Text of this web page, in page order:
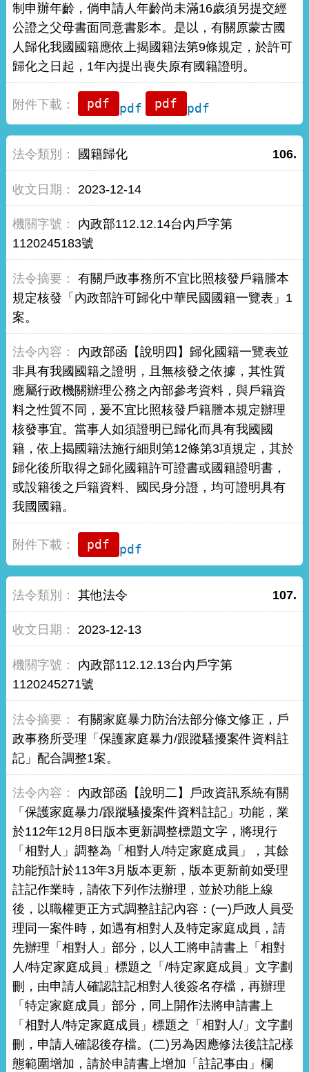
制申辦年齡，倘申請人年齡尚未滿16歲須另提交經
公證之父母書面同意書影本。是以，有關原蒙古國
人歸化我國國籍應依上揭國籍法第9條規定，於許可
歸化之日起，1年內提出喪失原有國籍證明。
pdf pdf
106.
國籍歸化
2023-12-14
內政部112.12.14台內戶字第
1120245183號
有關戶政事務所不宜比照核發戶籍謄本
規定核發「內政部許可歸化中華民國國籍一覽表」1
案。
內政部函【說明四】歸化國籍一覽表並
非具有我國國籍之證明，且無核發之依據，其性質
應屬行政機關辦理公務之內部參考資料，與戶籍資
料之性質不同，爰不宜比照核發戶籍謄本規定辦理
核發事宜。當事人如須證明已歸化而具有我國國
籍，依上揭國籍法施行細則第12條第3項規定，其於
歸化後所取得之歸化國籍許可證書或國籍證明書，
或設籍後之戶籍資料、國民身分證，均可證明具有
我國國籍。
pdf
107.
其他法令
2023-12-13
內政部112.12.13台內戶字第
1120245271號
有關家庭暴力防治法部分條文修正，戶
政事務所受理「保護家庭暴力/跟蹤騷擾案件資料註
記」配合調整1案。
內政部函【說明二】戶政資訊系統有關
「保護家庭暴力/跟蹤騷擾案件資料註記」功能，業
於112年12月8日版本更新調整標題文字，將現行
「相對人」調整為「相對人/特定家庭成員」，其餘
功能預計於113年3月版本更新，版本更新前如受理
註記作業時，請依下列作法辦理，並於功能上線
後，以職權更正方式調整註記內容：(一)戶政人員受
理同一案件時，如遇有相對人及特定家庭成員，請
先辦理「相對人」部分，以人工將申請書上「相對
人/特定家庭成員」標題之「/特定家庭成員」文字劃
刪，由申請人確認註記相對人後簽名存檔，再辦理
「特定家庭成員」部分，同上開作法將申請書上
「相對人/特定家庭成員」標題之「相對人/」文字劃
刪，申請人確認後存檔。(二)另為因應修法後註記樣
態範圍增加，請於申請書上增加「註記事由」欄